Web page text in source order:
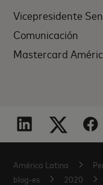
Vicepresidente
Comunicación
Mastercard
América Latina
blog-es
2020